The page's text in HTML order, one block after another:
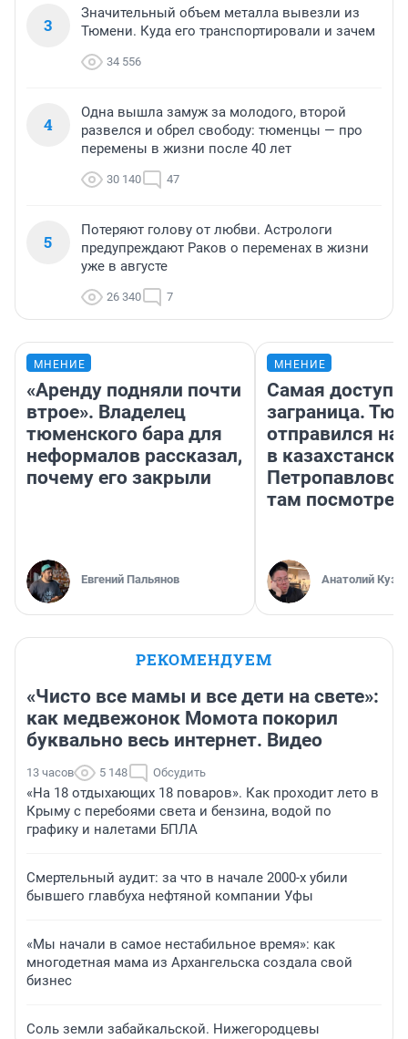
3
Значительный объем металла вывезли из
Тюмени. Куда его транспортировали и зачем
34 556
4
Одна вышла замуж за молодого, второй
развелся и обрел свободу: тюменцы — про
перемены в жизни после 40 лет
30 140 47
5
Потеряют голову от любви. Астрологи
предупреждают Раков о переменах в жизни
уже в августе
26 340 7
МНЕНИЕ
«Аренду подняли почти
втрое». Владелец
тюменского бара для
неформалов рассказал,
почему его закрыли
Евгений Пальянов
МНЕНИЕ
Самая
заграница.
отправился
в
там
Анатолий
РЕКОМЕНДУЕМ
«Чисто все мамы и все дети на свете»:
как медвежонок Момота покорил
буквально весь интернет. Видео
13 часов 5 148 Обсудить
«На 18 отдыхающих 18 поваров». Как проходит лето в
Крыму с перебоями света и бензина, водой по
графику и налетами БПЛА
Смертельный аудит: за что в начале 2000-х убили
бывшего главбуха нефтяной компании Уфы
«Мы начали в самое нестабильное время»: как
многодетная мама из Архангельска создала свой
бизнес
Соль земли забайкальской. Нижегородцевы